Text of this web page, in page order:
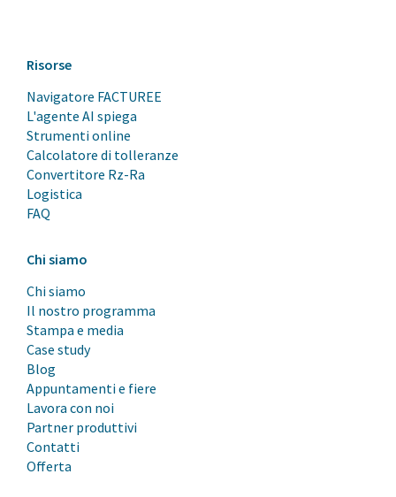
Risorse
Navigatore FACTUREE
L'agente AI spiega
Strumenti online
Calcolatore di tolleranze
Convertitore Rz-Ra
Logistica
FAQ
Chi siamo
Chi siamo
Il nostro programma
Stampa e media
Case study
Blog
Appuntamenti e fiere
Lavora con noi
Partner produttivi
Contatti
Offerta